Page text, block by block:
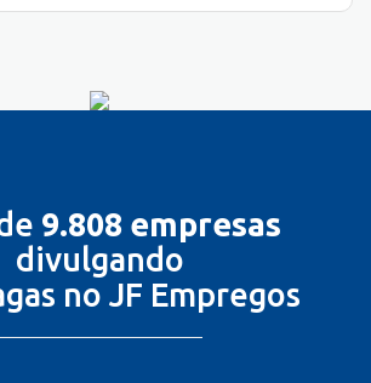
9.808 empresas
divulgando
no JF Empregos